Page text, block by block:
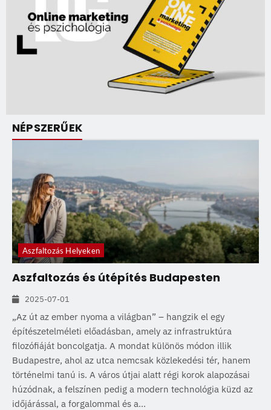
NÉPSZERŰEK
Aszfaltozás Helyeken
Aszfaltozás és útépítés Budapesten
2025-07-01
„Az út az ember nyoma a világban” – hangzik el egy
építészetelméleti előadásban, amely az infrastruktúra
filozófiáját boncolgatja. A mondat különös módon illik
Budapestre, ahol az utca nemcsak közlekedési tér, hanem
történelmi tanú is. A város útjai alatt régi korok alapozásai
húzódnak, a felszínen pedig a modern technológia küzd az
időjárással, a forgalommal és a...